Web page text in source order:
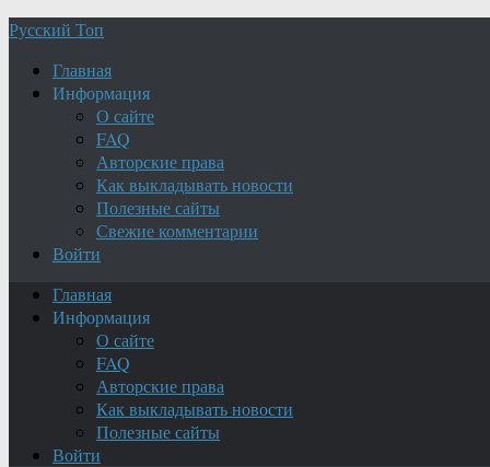
Русский Топ
Главная
Информация
О сайте
FAQ
Авторские права
Как выкладывать новости
Полезные сайты
Свежие комментарии
Войти
Главная
Информация
О сайте
FAQ
Авторские права
Как выкладывать новости
Полезные сайты
Войти